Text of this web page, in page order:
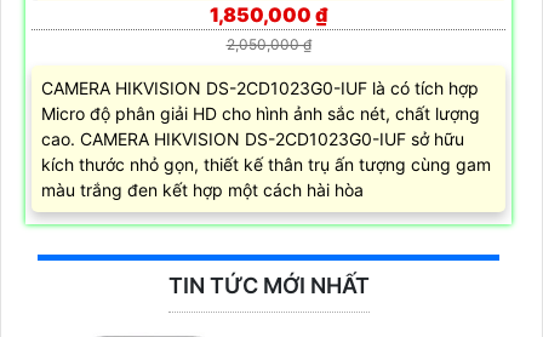
1,850,000 ₫
2,050,000 ₫
CAMERA HIKVISION DS-2CD1023G0-IUF là có tích hợp
Micro độ phân giải HD cho hình ảnh sắc nét, chất lượng
cao. CAMERA HIKVISION DS-2CD1023G0-IUF sở hữu
kích thước nhỏ gọn, thiết kế thân trụ ấn tượng cùng gam
màu trắng đen kết hợp một cách hài hòa
TIN TỨC MỚI NHẤT